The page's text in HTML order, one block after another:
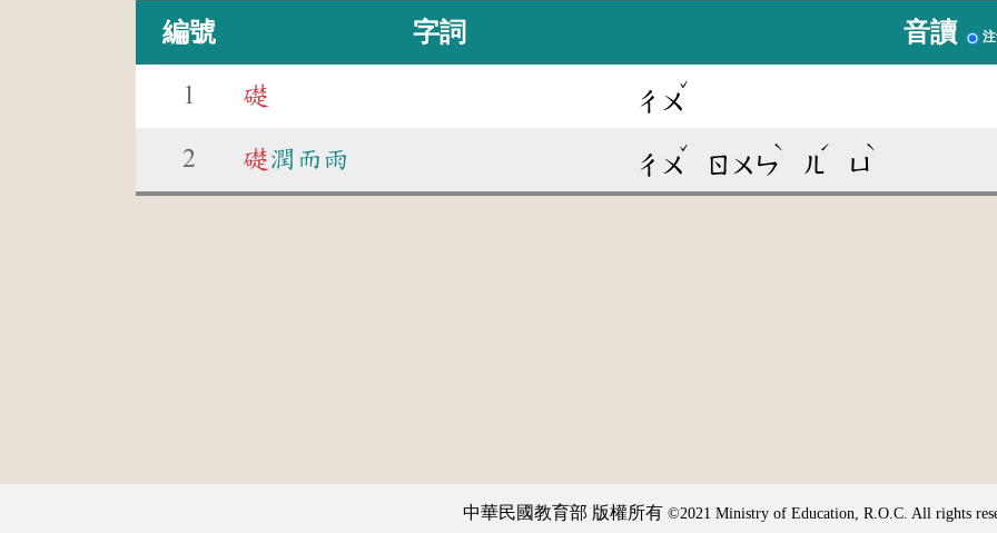
編號 字詞 音讀
1 礎 ㄔㄨ
ˇ
2 礎潤而雨 ㄔㄨ
ˇ
ㄖㄨㄣ
ˋ
ㄦ
ˊ
ㄩ
ˋ
中華民國教育部 版權所有 ©2021 Ministry of Education, R.O.C. All rights